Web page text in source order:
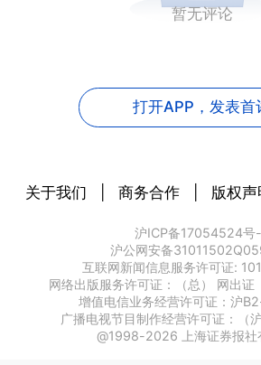
暂无评论
打开APP，发表首
关于我们 商务合作 版权声
沪ICP备17054524号
沪公网安备
互联网新闻信息服务许可证:
网络出版服务许可证：（总） 网出证
增值电信业务经营许可证：沪
广播电视节目制作经营许可证：（
@1998-2026 上海证券报